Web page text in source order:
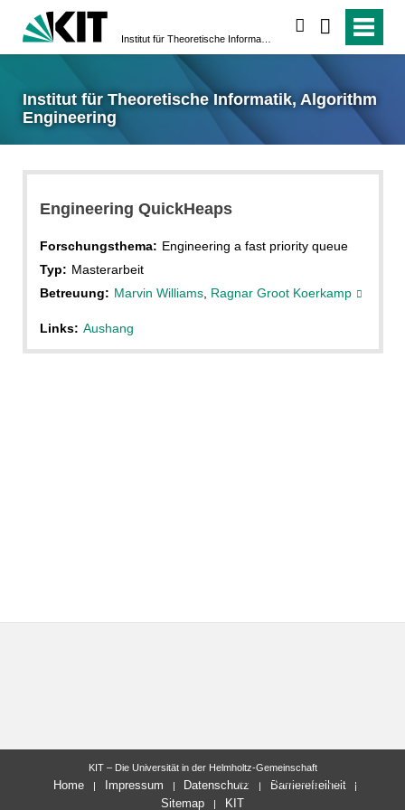
Institut für Theoretische Informatik, Algorithm
Engineering
Engineering QuickHeaps
Forschungsthema: Engineering a fast priority queue
Typ: Masterarbeit
Betreuung: Marvin Williams, Ragnar Groot Koerkamp
Links: Aushang
letzte Änderung: 06.11.2025
KIT – Die Universität in der Helmholtz-Gemeinschaft
Home Impressum Datenschutz
Barrierefreiheit
Sitemap
KIT